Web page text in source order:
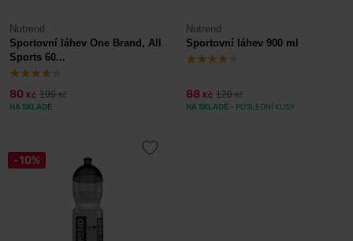
Nutrend
Sportovní láhev One Brand, All
Sports 60...
80 Kč 109Kč
NA SKLADĚ
Nutrend
Sportovní láhev 900 ml
88 Kč 120Kč
NA SKLADĚ - POSLEDNÍ KUSY
-10%